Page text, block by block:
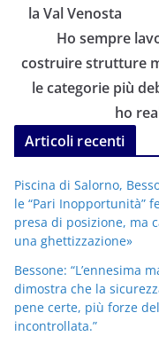
la Val Venosta
Ho sempre
costruire strutture
le categorie più
ho
Articoli recenti
Piscina di Salorno,
le “Pari Inopportunità”
presa di posizione, ma
una ghettizzazione»
Bessone: “L’ennesima
dimostra che la
pene certe, più forze
incontrollata.”